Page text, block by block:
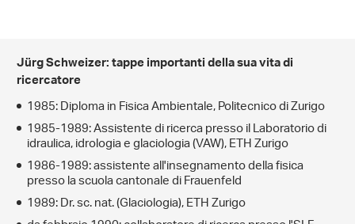
Jürg Schweizer: tappe importanti della sua vita di
ricercatore
1985: Diploma in Fisica Ambientale, Politecnico di Zurigo
1985-1989: Assistente di ricerca presso il Laboratorio di
idraulica, idrologia e glaciologia (VAW), ETH Zurigo
1986-1989: assistente all'insegnamento della fisica
presso la scuola cantonale di Frauenfeld
1989: Dr. sc. nat. (Glaciologia), ETH Zurigo